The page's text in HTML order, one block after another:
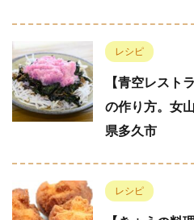
レシピ
【青空レスト
の作り方。女
県多久市
レシピ